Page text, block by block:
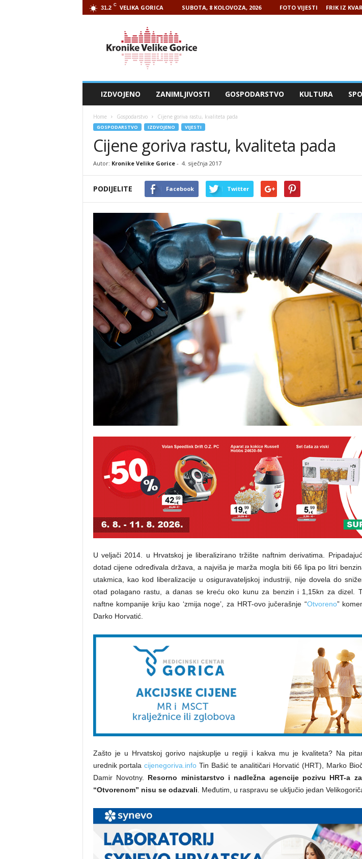
31.2 C VELIKA GORICA SUBOTA, 8 KOLOVOZA, 2026 FOTO VIJESTI FRIK IZ
IZDVOJENO ZANIMLJIVOSTI GOSPODARSTVO KULTURA
Home Gospodarstvo Cijene goriva rastu, kvaliteta pada
GOSPODARSTVO IZDVOJENO VIJESTI
Cijene goriva rastu, kvaliteta pada
Autor: Kronike Velike Gorice- 4. siječnja 2017
PODIJELITE Facebook Twitter
U veljači 2014. u Hrvatskoj je liberalizirano tržište naftnim derivatima.
dotad cijene određivala država, a najviša je marža mogla biti 66 lipa po litri
utakmica, kao kod liberalizacije u osiguravateljskoj industriji, nije dovela do
otad polagano rastu, a danas se kreću oko kunu za benzin i 1,15kn za dizel.
naftne kompanije kriju kao ‘zmija noge’, za HRT-ovo jučerašnje “Otvoreno”
Darko Horvatić.
Zašto je u Hrvatskoj gorivo najskuplje u regiji i kakva mu je kvaliteta? Na
urednik portalacijenegoriva.info Tin Bašić te analitičari Horvatić (HRT), Marko
Damir Novotny. Resorno ministarstvo i nadležna agencije pozivu HRT-a
“Otvorenom” nisu se odazvali . Međutim, u raspravu se uključio jedan